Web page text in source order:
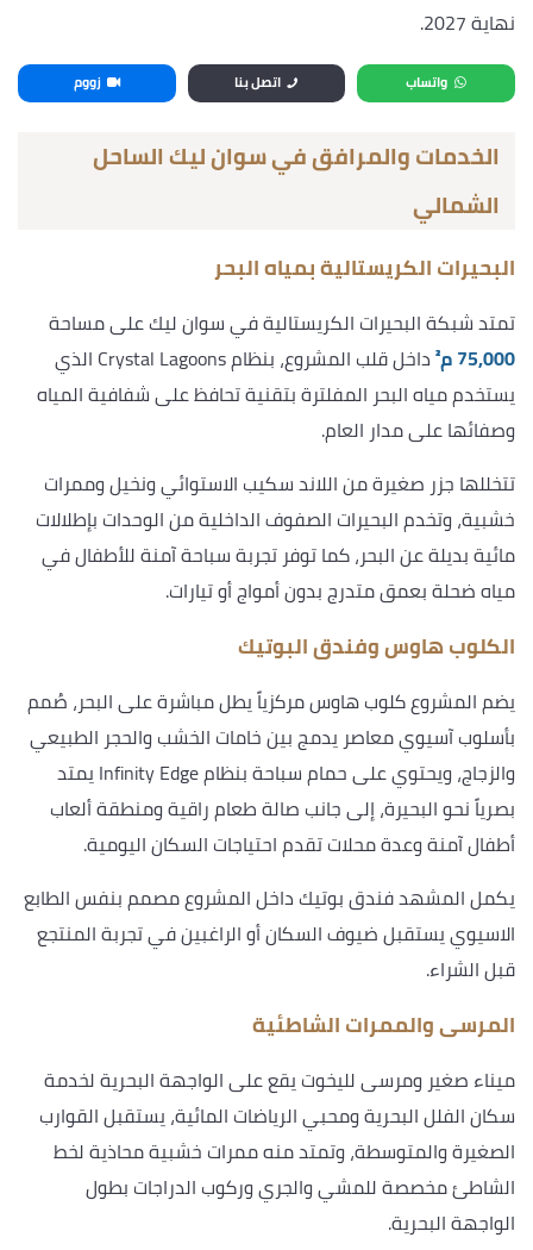
نهاية 2027.
واتساب اتصل بنا زووم
الخدمات والمرافق في سوان ليك الساحل
الشمالي
البحيرات الكريستالية بمياه البحر
تمتد شبكة البحيرات الكريستالية في سوان ليك على مساحة
75,000 م²
داخل قلب المشروع، بنظام Crystal Lagoons الذي
يستخدم مياه البحر المفلترة بتقنية تحافظ على شفافية المياه
وصفائها على مدار العام.
تتخللها جزر صغيرة من اللاند سكيب الاستوائي ونخيل وممرات
خشبية، وتخدم البحيرات الصفوف الداخلية من الوحدات بإطلالات
مائية بديلة عن البحر، كما توفر تجربة سباحة آمنة للأطفال في
مياه ضحلة بعمق متدرج بدون أمواج أو تيارات.
الكلوب هاوس وفندق البوتيك
يضم المشروع كلوب هاوس مركزياً يطل مباشرة على البحر، صُمم
بأسلوب آسيوي معاصر يدمج بين خامات الخشب والحجر الطبيعي
والزجاج، ويحتوي على حمام سباحة بنظام Infinity Edge يمتد
بصرياً نحو البحيرة، إلى جانب صالة طعام راقية ومنطقة ألعاب
أطفال آمنة وعدة محلات تقدم احتياجات السكان اليومية.
يكمل المشهد فندق بوتيك داخل المشروع مصمم بنفس الطابع
الاسيوي يستقبل ضيوف السكان أو الراغبين في تجربة المنتجع
قبل الشراء.
المرسى والممرات الشاطئية
ميناء صغير ومرسى لليخوت يقع على الواجهة البحرية لخدمة
سكان الفلل البحرية ومحبي الرياضات المائية، يستقبل القوارب
الصغيرة والمتوسطة، وتمتد منه ممرات خشبية محاذية لخط
الشاطئ مخصصة للمشي والجري وركوب الدراجات بطول
الواجهة البحرية.